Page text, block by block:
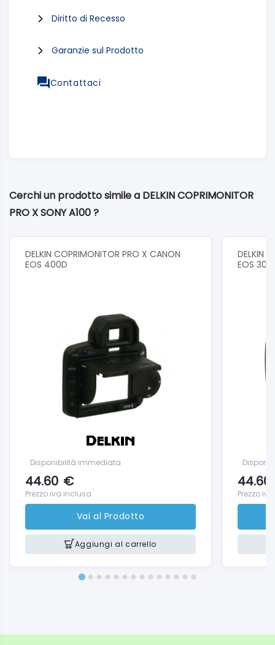
Diritto di Recesso
Garanzie sul Prodotto
Contattaci
Cerchi un prodotto simile a DELKIN COPRIMONITOR
PRO X SONY A100 ?
DELKIN COPRIMONITOR PRO X CANON
EOS 400D
Disponibilità immediata
44.60 €
Prezzo iva inclusa
Vai al Prodotto
Aggiungi al carrello
DELKIN
EOS 30D
44.60
Prezzo